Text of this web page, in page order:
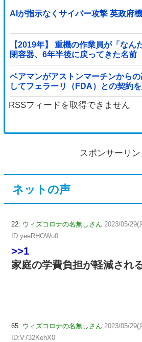
AIが指示なくサイバー攻撃 英政府
【2019年】 重機の作業員が「なん
閉容器、6年半後に戻ってきた名前
ベアマンがアストンマーチンから
してフェラーリ（FDA）との契約
RSSフィードを取得できません
スポンサーリン
ネットの声
22: ウィズコロナの名無しさん 2023/05/29(
ID:yeeRHOWu0
>>1
家庭の学費負担が軽減され
65: ウィズコロナの名無しさん 2023/05/29(
ID:V732KehX0